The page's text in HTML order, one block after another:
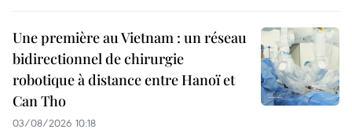
Une première au Vietnam : un réseau
bidirectionnel de chirurgie
robotique à distance entre Hanoï et
Can Tho
03/08/2026 10:18